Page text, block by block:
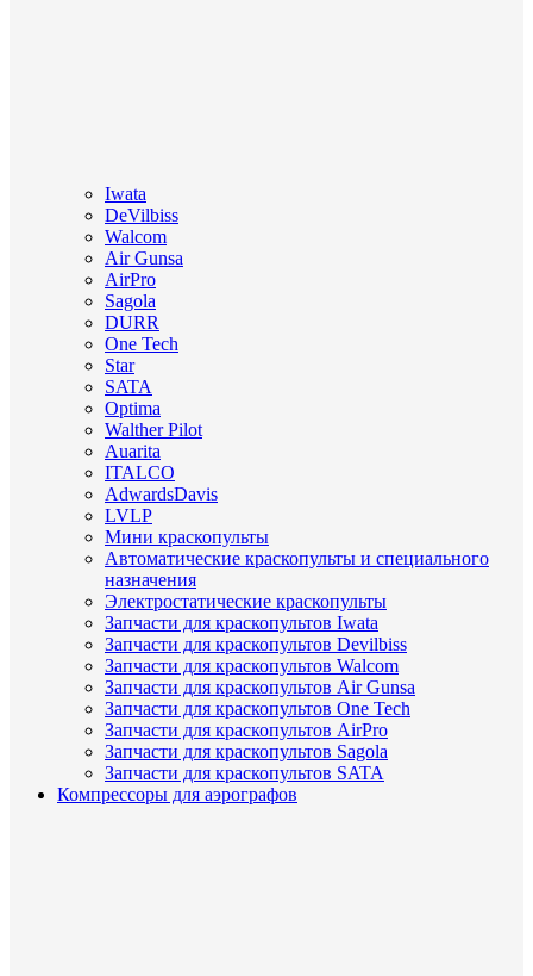
Iwata
DeVilbiss
Walcom
Air Gunsa
AirPro
Sagola
DURR
One Tech
Star
SATA
Optima
Walther Pilot
Auarita
ITALCO
AdwardsDavis
LVLP
Мини краскопульты
Автоматические краскопульты и специального
назначения
Электростатические краскопульты
Запчасти для краскопультов Iwata
Запчасти для краскопультов Devilbiss
Запчасти для краскопультов Walcom
Запчасти для краскопультов Air Gunsa
Запчасти для краскопультов One Tech
Запчасти для краскопультов AirPro
Запчасти для краскопультов Sagola
Запчасти для краскопультов SATA
Компрессоры для аэрографов